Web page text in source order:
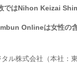
ではNihon Keizai
Onlineは女性の
タル株式会社（本社